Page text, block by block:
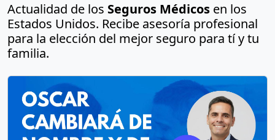
Actualidad de los Seguros Médicos en los
Estados Unidos. Recibe asesoría profesional
para la elección del mejor seguro para tí y tu
familia.